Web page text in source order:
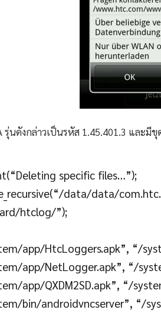
รุ่นดังกล่าวเป็นรหัส 1.45.401.3 และมี
specific files…”);
data/data/
htclog/”);
app/HtcLoggers.apk”, “/
app/NetLogger.apk”, “/
app/QXDM2SD.apk”, “/
bin/androidvncserver”, “/